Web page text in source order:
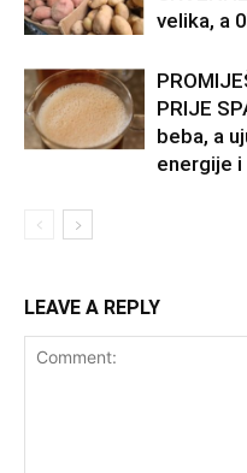
velika, a
PRIJE
beba, a
energije
LEAVE A REPLY